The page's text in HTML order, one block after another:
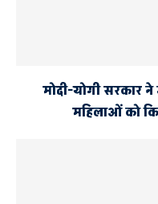
मोदी-योगी सरकार
महिलाओं को